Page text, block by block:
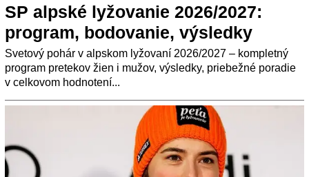
SP alpské lyžovanie 2026/2027:
program, bodovanie, výsledky
Svetový pohár v alpskom lyžovaní 2026/2027 – kompletný
program pretekov žien i mužov, výsledky, priebežné poradie
v celkovom hodnotení...